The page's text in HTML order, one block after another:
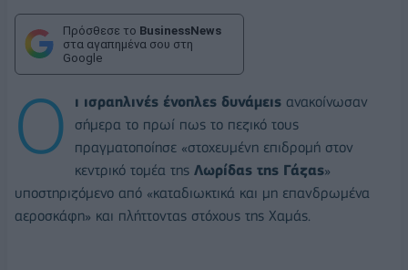
Πρόσθεσε το BusinessNews
στα αγαπημένα σου στη
Google
Ο ι ισραηλινές ένοπλες δυνάμεις ανακοίνωσαν
σήμερα το πρωί πως το πεζικό τους
πραγματοποίησε «στοχευμένη επιδρομή στον
κεντρικό τομέα της Λωρίδας της Γάζας»
υποστηριζόμενο από «καταδιωκτικά και μη επανδρωμένα
αεροσκάφη» και πλήττοντας στόχους της Χαμάς.